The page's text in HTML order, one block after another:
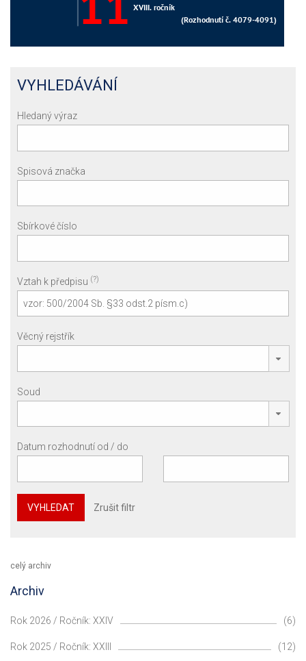
VYHLEDÁVÁNÍ
Hledaný výraz
Spisová značka
Sbírkové číslo
Vztah k předpisu (?)
Věcný rejstřík
Soud
Datum rozhodnutí od / do
VYHLEDAT Zrušit filtr
celý archiv
Archiv
Rok 2026 / Ročník: XXIV (6)
Rok 2025 / Ročník: XXIII (12)